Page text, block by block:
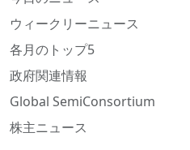
ウィークリーニュース
各月のトップ5
政府関連情報
Global SemiConsortium
株主ニュース